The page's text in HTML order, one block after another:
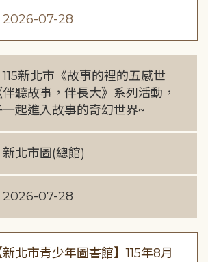
2026-07-28
115新北市《故事的裡的五感世
聽故事，伴長大》系列活動，
起進入故事的奇幻世界~
新北市圖(總館)
2026-07-28
新北市青少年圖書館】115年8月